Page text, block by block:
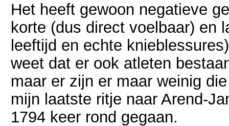
Het heeft gewoon negatieve
korte (dus direct voelbaar) en
leeftijd en echte
weet dat er ook atleten
maar er zijn er maar weinig
mijn laatste ritje naar Arend-
1794 keer rond gegaan.